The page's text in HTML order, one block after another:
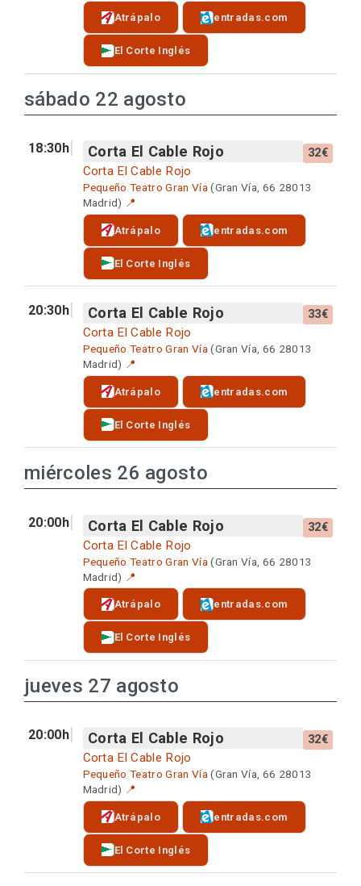
Atrápalo entradas.com
El Corte Inglés
sábado 22 agosto
18:30h Corta El Cable Rojo 32€
Corta El Cable Rojo
Pequeño Teatro Gran Vía (Gran Vía, 66 28013
Madrid) 📍
Atrápalo entradas.com
El Corte Inglés
20:30h Corta El Cable Rojo 33€
Corta El Cable Rojo
Pequeño Teatro Gran Vía(Gran Vía, 66 28013
Madrid) 📍
Atrápalo entradas.com
El Corte Inglés
miércoles 26 agosto
20:00h Corta El Cable Rojo 32€
Corta El Cable Rojo
Pequeño Teatro Gran Vía (Gran Vía, 66 28013
Madrid) 📍
Atrápalo entradas.com
El Corte Inglés
jueves 27 agosto
20:00h Corta El Cable Rojo 32€
Corta El Cable Rojo
Pequeño Teatro Gran Vía (Gran Vía, 66 28013
Madrid) 📍
Atrápalo entradas.com
El Corte Inglés